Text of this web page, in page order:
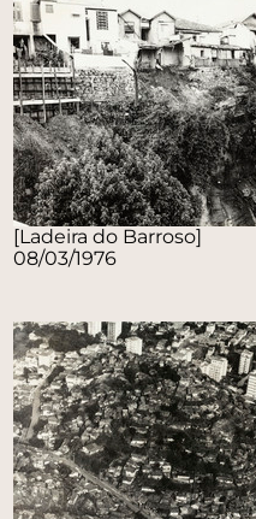
[Ladeira do Barroso]
08/03/1976